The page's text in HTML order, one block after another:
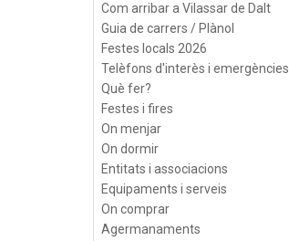
Com arribar a Vilassar de Dalt
Guia de carrers / Plànol
Festes locals 2026
Telèfons d'interès i emergències
Què fer?
Festes i fires
On menjar
On dormir
Entitats i associacions
Equipaments i serveis
On comprar
Agermanaments